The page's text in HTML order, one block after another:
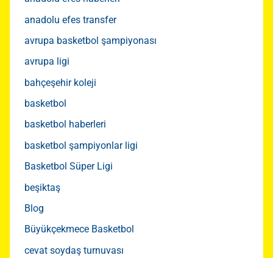
anadolu efes transfer
avrupa basketbol şampiyonası
avrupa ligi
bahçeşehir koleji
basketbol
basketbol haberleri
basketbol şampiyonlar ligi
Basketbol Süper Ligi
beşiktaş
Blog
Büyükçekmece Basketbol
cevat soydaş turnuvası